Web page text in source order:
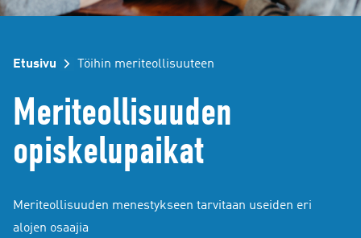
Etusivu Töihin meriteollisuuteen
Meriteollisuuden
opiskelupaikat
Meriteollisuuden menestykseen tarvitaan useiden eri
alojen osaajia